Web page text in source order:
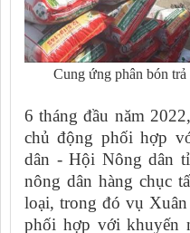
Cung ứng phân bón
6 tháng đầu năm
chủ động phối hợp
dân - Hội Nông dân
nông dân hàng chục
loại, trong đó vụ
phối hợp với khuyến